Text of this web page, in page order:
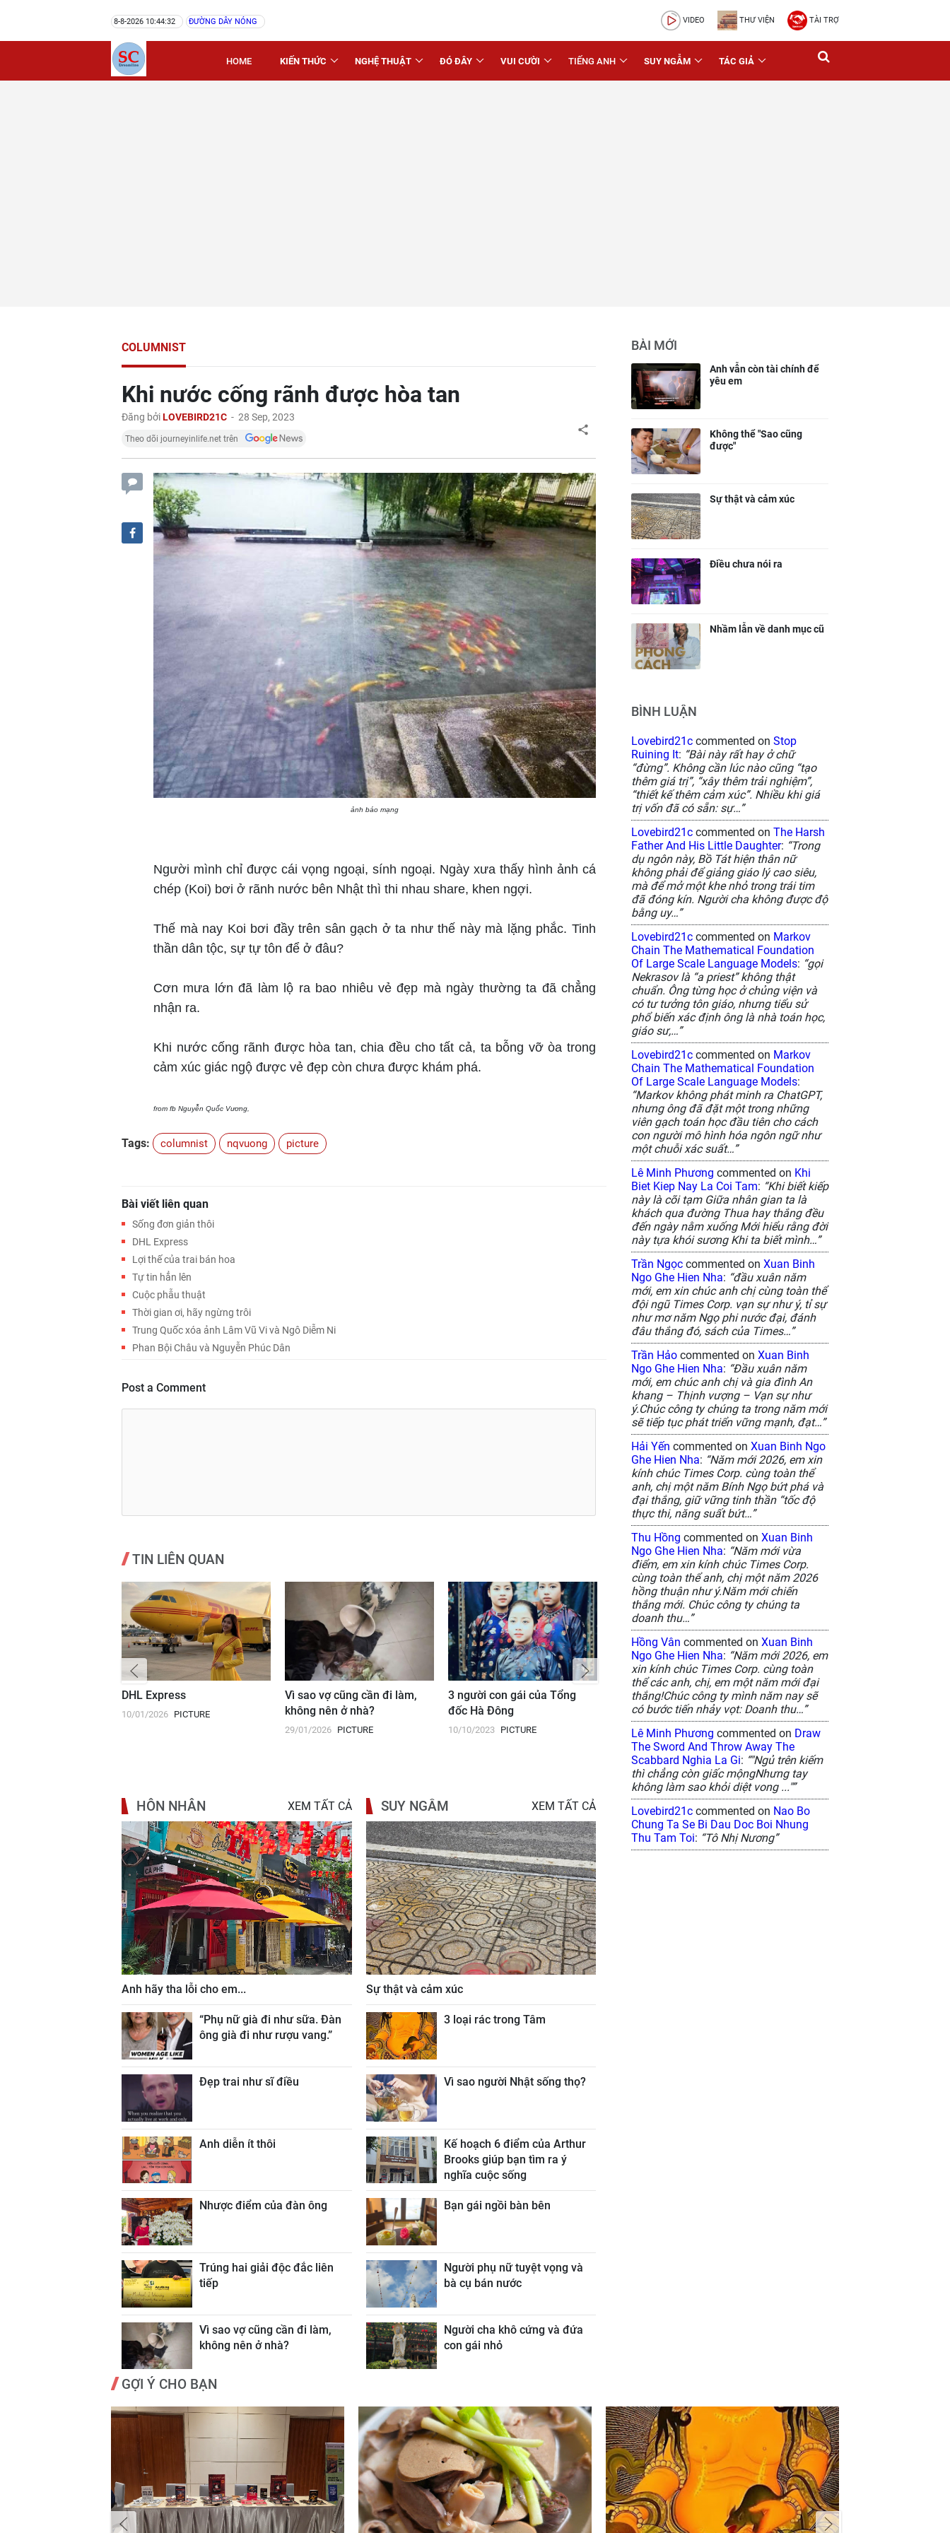
8-8-2026 10:44:32 ĐƯỜNG DÂY NÓNG VIDEO THƯ VIỆN TÀI TRỢ
HOME KIẾN THỨC NGHỆ THUẬT ĐÓ ĐÂY VUI CƯỜI TIẾNG ANH SUY NGẪM TÁC GIẢ
COLUMNIST
Khi nước cống rãnh được hòa tan
Đăng bởiLOVEBIRD21C - 28 Sep, 2023
Theo dõi journeyinlife.net trên
ảnh báo mạng
Người mình chỉ được cái vọng ngoại, sính ngoại. Ngày xưa thấy hình ảnh cá
chép (Koi) bơi ở rãnh nước bên Nhật thì thi nhau share, khen ngợi.
Thế mà nay Koi bơi đầy trên sân gạch ở ta như thế này mà lặng phắc. Tinh
thần dân tộc, sự tự tôn để ở đâu?
Cơn mưa lớn đã làm lộ ra bao nhiêu vẻ đẹp mà ngày thường ta đã chẳng
nhận ra.
Khi nước cống rãnh được hòa tan, chia đều cho tất cả, ta bỗng vỡ òa trong
cảm xúc giác ngộ được vẻ đẹp còn chưa được khám phá.
from fb Nguyễn Quốc Vương,
Tags: columnist nqvuong picture
Bài viết liên quan
Sống đơn giản thôi
DHL Express
Lợi thế của trai bán hoa
Tự tin hẳn lên
Cuộc phẫu thuật
Thời gian ơi, hãy ngừng trôi
Trung Quốc xóa ảnh Lâm Vũ Vi và Ngô Diễm Ni
Phan Bội Châu và Nguyễn Phúc Dân
Post a Comment
TIN LIÊN QUAN
DHL Express
10/01/2026 PICTURE
Vì sao vợ cũng cần đi làm,
không nên ở nhà?
29/01/2026 PICTURE
3 người con gái của Tổng
đốc Hà Đông
10/10/2023 PICTURE
Dãy Himalaya nhìn từ không
gian
07/04/2026 PICTURE
La Hán cạn lời
16/03/2024
HÔN NHÂN XEM TẤT CẢ
Anh hãy tha lỗi cho em...
“Phụ nữ già đi như sữa. Đàn
ông già đi như rượu vang.”
Đẹp trai như sĩ điều
Anh diễn ít thôi
Nhược điểm của đàn ông
Trúng hai giải độc đắc liên
tiếp
Vì sao vợ cũng cần đi làm,
không nên ở nhà?
SUY NGẪM XEM TẤT CẢ
Sự thật và cảm xúc
3 loại rác trong Tâm
Vì sao người Nhật sống thọ?
Kế hoạch 6 điểm của Arthur
Brooks giúp bạn tìm ra ý
nghĩa cuộc sống
Bạn gái ngồi bàn bên
Người phụ nữ tuyệt vọng và
bà cụ bán nước
Người cha khô cứng và đứa
con gái nhỏ
BÀI MỚI
Anh vẫn còn tài chính để
yêu em
Không thể "Sao cũng
được"
Sự thật và cảm xúc
Điều chưa nói ra
Nhầm lẫn về danh mục cũ
BÌNH LUẬN
Lovebird21c commented on Stop
Ruining It: “Bài này rất hay ở chữ
“đừng”. Không cần lúc nào cũng “tạo
thêm giá trị”, “xây thêm trải nghiệm”,
“thiết kế thêm cảm xúc”. Nhiều khi giá
trị vốn đã có sẵn: sự…”
Lovebird21c commented on The Harsh
Father And His Little Daughter: “Trong
dụ ngôn này, Bồ Tát hiện thân nữ
không phải để giảng giáo lý cao siêu,
mà để mở một khe nhỏ trong trái tim
đã đóng kín. Người cha không được độ
bằng uy…”
Lovebird21c commented on Markov
Chain The Mathematical Foundation
Of Large Scale Language Models: “gọi
Nekrasov là “a priest” không thật
chuẩn. Ông từng học ở chủng viện và
có tư tưởng tôn giáo, nhưng tiểu sử
phổ biến xác định ông là nhà toán học,
giáo sư,…”
Lovebird21c commented on Markov
Chain The Mathematical Foundation
Of Large Scale Language Models:
“Markov không phát minh ra ChatGPT,
nhưng ông đã đặt một trong những
viên gạch toán học đầu tiên cho cách
con người mô hình hóa ngôn ngữ như
một chuỗi xác suất…”
Lê Minh Phương commented on Khi
Biet Kiep Nay La Coi Tam: “Khi biết kiếp
này là cõi tạm Giữa nhân gian ta là
khách qua đường Thua hay thắng đều
đến ngày nằm xuống Mới hiểu rằng đời
này tựa khói sương Khi ta biết mình…”
Trần Ngọc commented on Xuan Binh
Ngo Ghe Hien Nha: “đầu xuân năm
mới, em xin chúc anh chị cùng toàn thể
đội ngũ Times Corp. vạn sự như ý, tỉ sự
như mơ năm Ngọ phi nước đại, đánh
đâu thắng đó, sách của Times…”
Trần Hảo commented on Xuan Binh
Ngo Ghe Hien Nha: “Đầu xuân năm
mới, em chúc anh chị và gia đình An
khang – Thịnh vượng – Vạn sự như
ý.Chúc công ty chúng ta trong năm mới
sẽ tiếp tục phát triển vững mạnh, đạt…”
Hải Yến commented on Xuan Binh Ngo
Ghe Hien Nha: “Năm mới 2026, em xin
kính chúc Times Corp. cùng toàn thể
anh, chị một năm Bính Ngọ bứt phá và
đại thắng, giữ vững tinh thần “tốc độ
thực thi, năng suất bứt…”
Thu Hồng commented on Xuan Binh
Ngo Ghe Hien Nha: “Năm mới vừa
điểm, em xin kính chúc Times Corp.
cùng toàn thể anh, chị một năm 2026
hồng thuận như ý.Năm mới chiến
thắng mới. Chúc công ty chúng ta
doanh thu…”
Hồng Vân commented on Xuan Binh
Ngo Ghe Hien Nha: “Năm mới 2026, em
xin kính chúc Times Corp. cùng toàn
thể các anh, chị, em một năm mới đại
thắng!Chúc công ty mình năm nay sẽ
có bước tiến nhảy vọt: Doanh thu…”
Lê Minh Phương commented on Draw
The Sword And Throw Away The
Scabbard Nghia La Gi: “"Ngủ trên kiếm
thì chẳng còn giấc mộngNhưng tay
không làm sao khỏi diệt vong ..."”
Lovebird21c commented on Nao Bo
Chung Ta Se Bi Dau Doc Boi Nhung
Thu Tam Toi: “Tô Nhị Nương”
GỢI Ý CHO BẠN